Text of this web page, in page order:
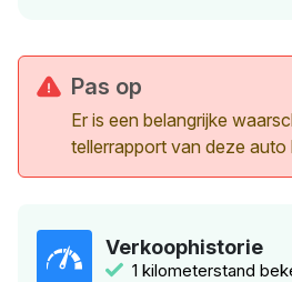
Pas op
Er is een belangrijke
tellerrapport van deze auto
Verkoophistorie
1 kilometerstand